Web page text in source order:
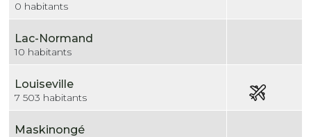
0 habitants
Lac-Normand
10 habitants
Louiseville
7 503 habitants
Maskinongé